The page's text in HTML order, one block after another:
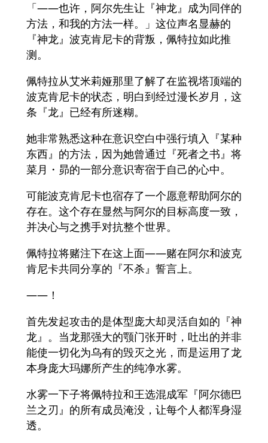
「——也许，阿尔先生让『神龙』成为同伴的
方法，和我的方法一样。」这位声名显赫的
『神龙』波克肯尼卡的背叛，佩特拉如此推
测。
佩特拉从艾米莉娅那里了解了在监视塔顶端的
波克肯尼卡的状态，明白到经过漫长岁月，这
条『龙』已经有所迷糊。
她非常熟悉这种在意识空白中强行填入『某种
东西』的方法，因为她曾通过『死者之书』将
菜月・昴的一部分意识寄宿于自己的心中。
可能波克肯尼卡也宿存了一个愿意帮助阿尔的
存在。这个存在显然与阿尔的目标高度一致，
并决心与之携手对抗整个世界。
佩特拉将赌注下在这上面——赌在阿尔和波克
肯尼卡共同分享的『不杀』誓言上。
——！
首先发起攻击的是体型庞大却灵活自如的『神
龙』。当龙那强大的颚门张开时，吐出的并非
能使一切化为乌有的毁灭之光，而是运用了龙
本身庞大玛娜所产生的纯净水雾。
水雾一下子将佩特拉和王选混成军『阿尔德巴
兰之刃』的所有成员淹没，让每个人都浑身湿
透。